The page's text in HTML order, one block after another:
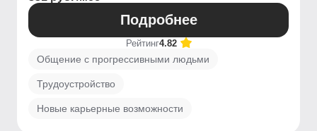
Подробнее
Рейтинг4.82
Общение с прогрессивными людьми
Трудоустройство
Новые карьерные возможности